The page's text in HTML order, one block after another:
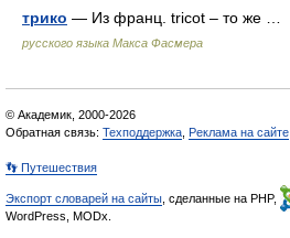
трико — Из франц. tricot – то же …
русского языка Макса Фасмера
© Академик, 2000-2026
Обратная связь: Техподдержка Реклама на сайте
👣 Путешествия
Экспорт словарей на сайты , сделанные на PHP,
WordPress, MODx.